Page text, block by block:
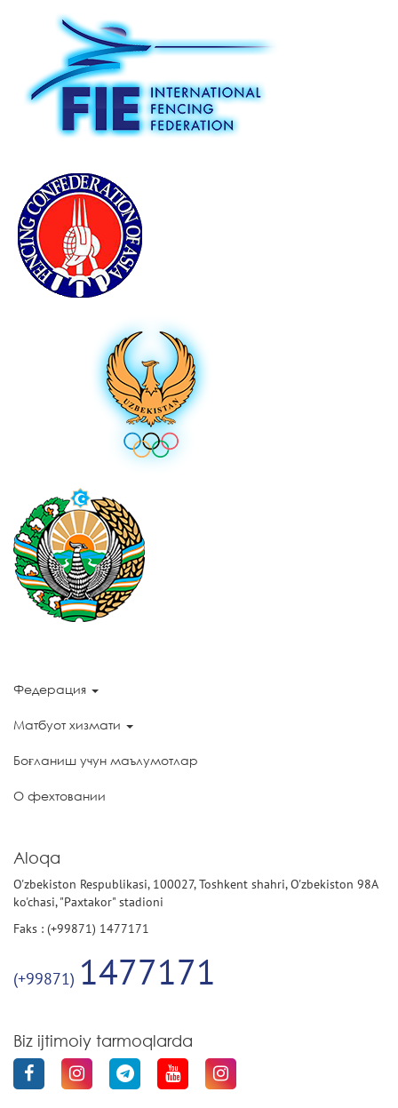
Федерация
Матбуот хизмати
Боғланиш учун маълумотлар
О фехтовании
Aloqa
O'zbekiston Respublikasi, 100027, Toshkent shahri, O'zbekiston 98A
ko'chasi, "Paxtakor" stadioni
Faks : (+99871) 1477171
(+99871) 1477171
Biz ijtimoiy tarmoqlarda